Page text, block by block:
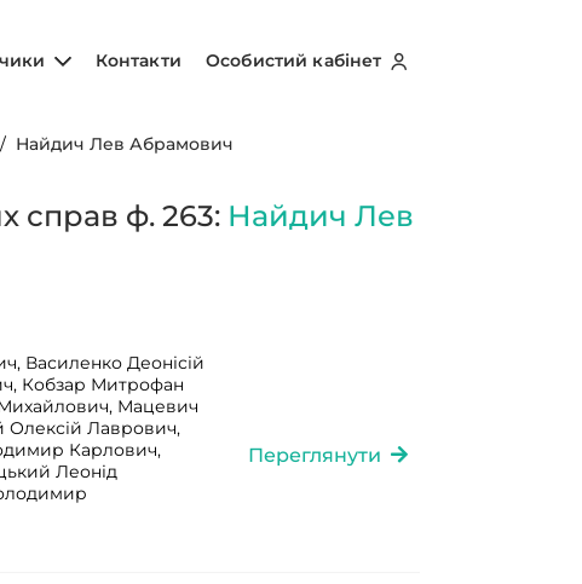
Контакти Особистий кабінет
/ Найдич Лев Абрамович
справ ф. 263: Найдич Лев
Василенко Деонісій
Кобзар Митрофан
Мацевич
Олексій Лаврович,
Карлович,
Леонід
Переглянути